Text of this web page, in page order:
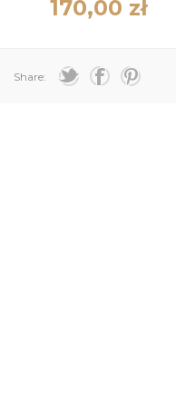
170,00 zł
Share: